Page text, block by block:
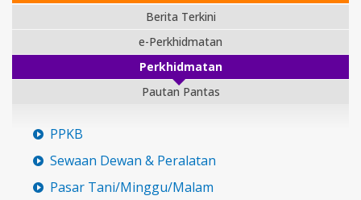
Berita Terkini
e-Perkhidmatan
Perkhidmatan
Pautan Pantas
PPKB
Sewaan Dewan & Peralatan
Pasar Tani/Minggu/Malam